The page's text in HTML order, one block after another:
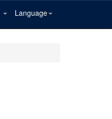
Language